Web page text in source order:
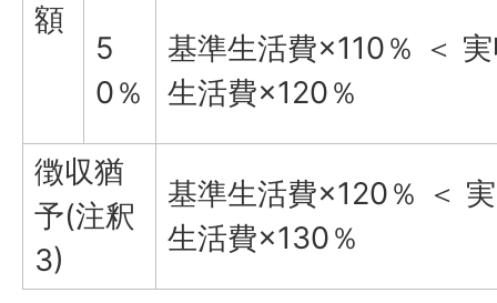
額
5
0％
基準生活費×110％ ＜
生活費×120％
徴収猶
予(注釈
3)
基準生活費×120％ ＜
生活費×130％